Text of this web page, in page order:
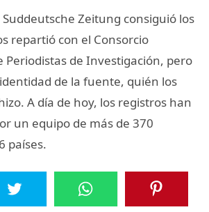
Zeitung consiguió los
repartió con el Consorcio
de Investigación, pero
de la fuente, quién los
A día de hoy, los registros han
un equipo de más de 370
países.